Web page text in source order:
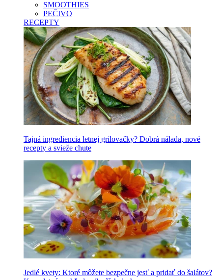
SMOOTHIES
PEČIVO
RECEPTY
Tajná ingrediencia letnej grilovačky? Dobrá nálada, nové
recepty a svieže chute
Jedlé kvety: Ktoré môžete bezpečne jesť a pridať do šalátov?